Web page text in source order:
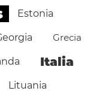
Estonia
Grecia
Italia
Lituania